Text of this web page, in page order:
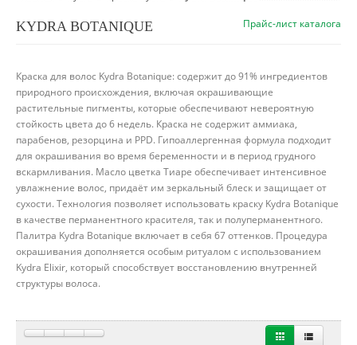
Прайс-лист каталога
KYDRA BOTANIQUE
Краска для волос Kydra Botanique: содержит до 91% ингредиентов
природного происхождения, включая окрашивающие
растительные пигменты, которые обеспечивают невероятную
стойкость цвета до 6 недель. Краска не содержит аммиака,
парабенов, резорцина и PPD. Гипоаллергенная формула подходит
для окрашивания во время беременности и в период грудного
вскармливания. Масло цветка Тиаре обеспечивает интенсивное
увлажнение волос, придаёт им зеркальный блеск и защищает от
сухости. Технология позволяет использовать краску Kydra Botanique
в качестве перманентного красителя, так и полуперманентного.
Палитра Kydra Botanique включает в себя 67 оттенков. Процедура
окрашивания дополняется особым ритуалом с использованием
Kydra Elixir, который способствует восстановлению внутренней
структуры волоса.